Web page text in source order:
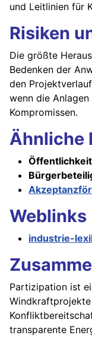
und Leitlinien für
Risiken
Die größte
Bedenken der
den
wenn die
Kompromissen.
Ähnliche
Weblinks
industrie-
Partizipation ist
transparente